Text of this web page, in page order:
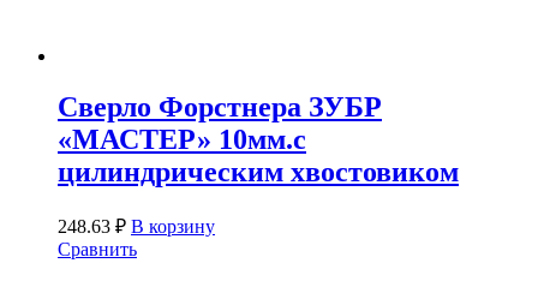
Сверло Форстнера ЗУБР
«МАСТЕР» 10мм.с
цилиндрическим хвостовиком
248.63 ₽ В корзину
Сравнить